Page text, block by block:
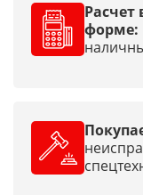
Расчет
форме: